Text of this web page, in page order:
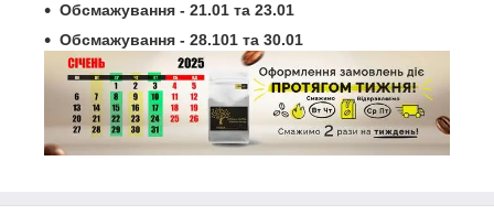
Обсмажування - 21.01 та 23.01
Обсмажування - 28.101 та 30.01